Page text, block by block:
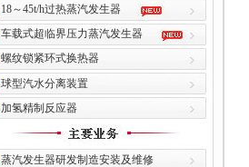
18～45t/h过热蒸汽发生器
车载式超临界压力蒸汽发生器
螺纹锁紧环式换热器
球型汽水分离装置
加氢精制反应器
蒸汽发生器研发制造安装及维修